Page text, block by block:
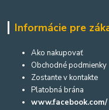
Informácie pre
Ako nakupovať
Obchodné podmienky
Zostante v kontakte
Platobná brána
www.facebook.com/